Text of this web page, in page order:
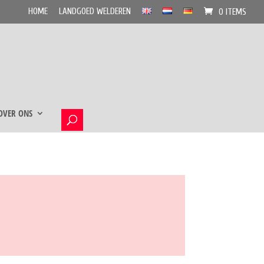
HOME LANDGOED WELDEREN 0 ITEMS
ONS